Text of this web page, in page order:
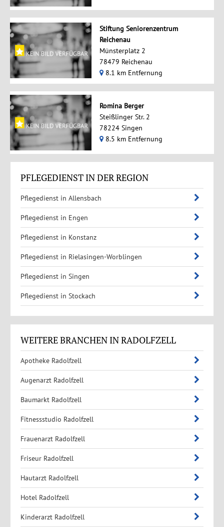
Stiftung Seniorenzentrum
Reichenau
Münsterplatz 2
78479 Reichenau
8.1 km Entfernung
Romina Berger
Steißlinger Str. 2
78224 Singen
8.5 km Entfernung
PFLEGEDIENST IN DER REGION
Pflegedienst in Allensbach
Pflegedienst in Engen
Pflegedienst in Konstanz
Pflegedienst in Rielasingen-Worblingen
Pflegedienst in Singen
Pflegedienst in Stockach
WEITERE BRANCHEN IN RADOLFZELL
Apotheke Radolfzell
Augenarzt Radolfzell
Baumarkt Radolfzell
Fitnessstudio Radolfzell
Frauenarzt Radolfzell
Friseur Radolfzell
Hautarzt Radolfzell
Hotel Radolfzell
Kinderarzt Radolfzell